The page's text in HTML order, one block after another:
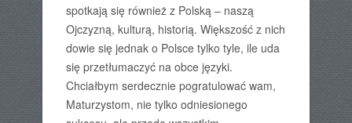
spotkają się również z Polską – naszą
Ojczyzną, kulturą, historią. Większość z nich
dowie się jednak o Polsce tylko tyle, ile uda
się przetłumaczyć na obce języki.
Chciałbym serdecznie pogratulować wam,
Maturzystom, nie tylko odniesionego